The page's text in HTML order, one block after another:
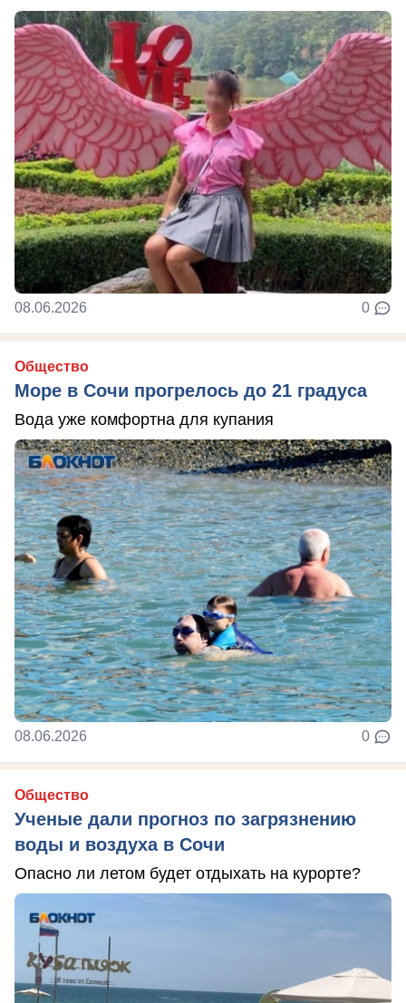
08.06.2026 0
Общество
Море в Сочи прогрелось до 21 градуса
Вода уже комфортна для купания
08.06.2026 0
Общество
Ученые дали прогноз по загрязнению
воды и воздуха в Сочи
Опасно ли летом будет отдыхать на курорте?